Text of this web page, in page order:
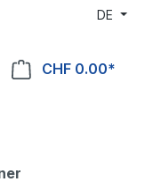
DE
CHF 0.00*